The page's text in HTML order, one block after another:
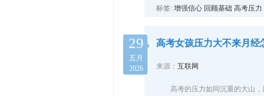
标签: 增强信心 回顾基础 高考压力
29
五月
2026
高考女孩压力大不来月经
来源： 互联网
高考的压力如同沉重的大山